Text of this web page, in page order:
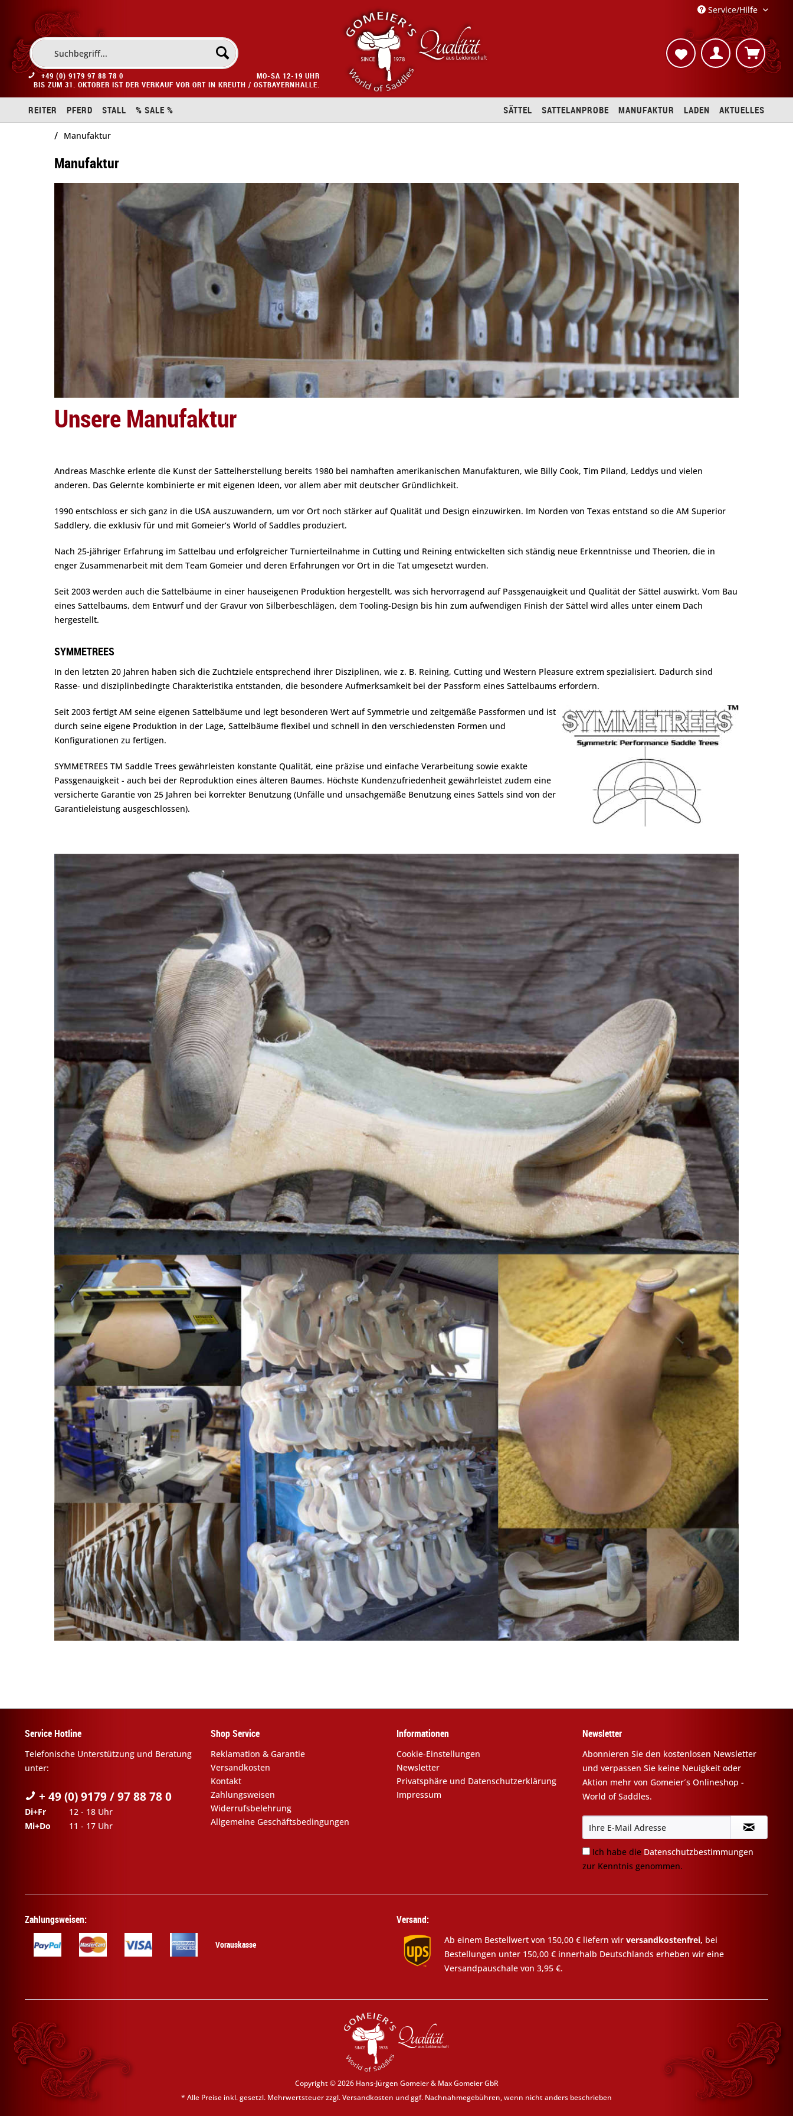
Service/Hilfe
+49 (0) 9179 97 88 78 0
MO-SA 12-19 UHR
BIS ZUM 31. OKTOBER IST DER VERKAUF VOR ORT IN KREUTH / OSTBAYERNHALLE.
REITER PFERD STALL % SALE % AKTUELLES
LADEN
MANUFAKTUR
SATTELANPROBE
SÄTTEL
/ Manufaktur
Manufaktur
Unsere Manufaktur
Andreas Maschke erlente die Kunst der Sattelherstellung bereits 1980 bei namhaften amerikanischen Manufakturen, wie Billy Cook, Tim Piland, Leddys und vielen
anderen. Das Gelernte kombinierte er mit eigenen Ideen, vor allem aber mit deutscher Gründlichkeit.
1990 entschloss er sich ganz in die USA auszuwandern, um vor Ort noch stärker auf Qualität und Design einzuwirken. Im Norden von Texas entstand so die AM Superior
Saddlery, die exklusiv für und mit Gomeier‘s World of Saddles produziert.
Nach 25-jähriger Erfahrung im Sattelbau und erfolgreicher Turnierteilnahme in Cutting und Reining entwickelten sich ständig neue Erkenntnisse und Theorien, die in
enger Zusammenarbeit mit dem Team Gomeier und deren Erfahrungen vor Ort in die Tat umgesetzt wurden.
Seit 2003 werden auch die Sattelbäume in einer hauseigenen Produktion hergestellt, was sich hervorragend auf Passgenauigkeit und Qualität der Sättel auswirkt. Vom Bau
eines Sattelbaums, dem Entwurf und der Gravur von Silberbeschlägen, dem Tooling-Design bis hin zum aufwendigen Finish der Sättel wird alles unter einem Dach
hergestellt.
SYMMETREES
In den letzten 20 Jahren haben sich die Zuchtziele entsprechend ihrer Disziplinen, wie z. B. Reining, Cutting und Western Pleasure extrem spezialisiert. Dadurch sind
Rasse- und disziplinbedingte Charakteristika entstanden, die besondere Aufmerksamkeit bei der Passform eines Sattelbaums erfordern.
Seit 2003 fertigt AM seine eigenen Sattelbäume und legt besonderen Wert auf Symmetrie und zeitgemäße Passformen und ist
durch seine eigene Produktion in der Lage, Sattelbäume flexibel und schnell in den verschiedensten Formen und
Konfigurationen zu fertigen.
SYMMETREES TM Saddle Trees gewährleisten konstante Qualität, eine präzise und einfache Verarbeitung sowie exakte
Passgenauigkeit - auch bei der Reproduktion eines älteren Baumes. Höchste Kundenzufriedenheit gewährleistet zudem eine
versicherte Garantie von 25 Jahren bei korrekter Benutzung (Unfälle und unsachgemäße Benutzung eines Sattels sind von der
Garantieleistung ausgeschlossen).
Service Hotline
Telefonische Unterstützung und Beratung
unter:
+ 49 (0) 9179 / 97 88 78 0
Di+Fr
12 - 18 Uhr
Mi+Do
11 - 17 Uhr
Shop Service
Reklamation & Garantie
Versandkosten
Kontakt
Zahlungsweisen
Widerrufsbelehrung
Allgemeine Geschäftsbedingungen
Informationen
Cookie-Einstellungen
Newsletter
Privatsphäre und Datenschutzerklärung
Impressum
Newsletter
Abonnieren Sie den kostenlosen Newsletter
und verpassen Sie keine Neuigkeit oder
Aktion mehr von Gomeier´s Onlineshop -
World of Saddles.
Ich habe die Datenschutzbestimmungen
zur Kenntnis genommen.
Zahlungsweisen:
Vorauskasse
Versand:
Ab einem Bestellwert von 150,00 € liefern wir versandkostenfrei, bei
Bestellungen unter 150,00 € innerhalb Deutschlands erheben wir eine
Versandpauschale von 3,95 €.
Copyright © 2026 Hans-Jürgen Gomeier & Max Gomeier GbR
* Alle Preise inkl. gesetzl. Mehrwertsteuer zzgl.Versandkosten und ggf. Nachnahmegebühren, wenn nicht anders beschrieben